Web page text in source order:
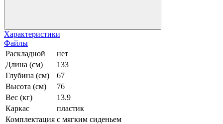
Характеристики
Файлы
Раскладной
нет
Длина (см)
133
Глубина (см)
67
Высота (см)
76
Вес (кг)
13.9
Каркас
пластик
Комплектация с мягким сиденьем